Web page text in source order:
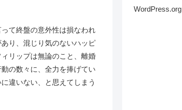
て終盤の意外性は損なわれ
り、混じり気のないハッピ
リップは無論のこと、離婚
の数々に、全力を捧げてい
違いない、と思えてしまう
WordPress.org